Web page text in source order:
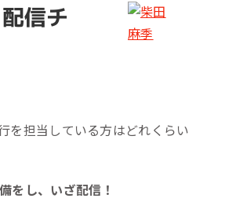
信チ
を担当している方はどれくらい
をし、いざ配信！